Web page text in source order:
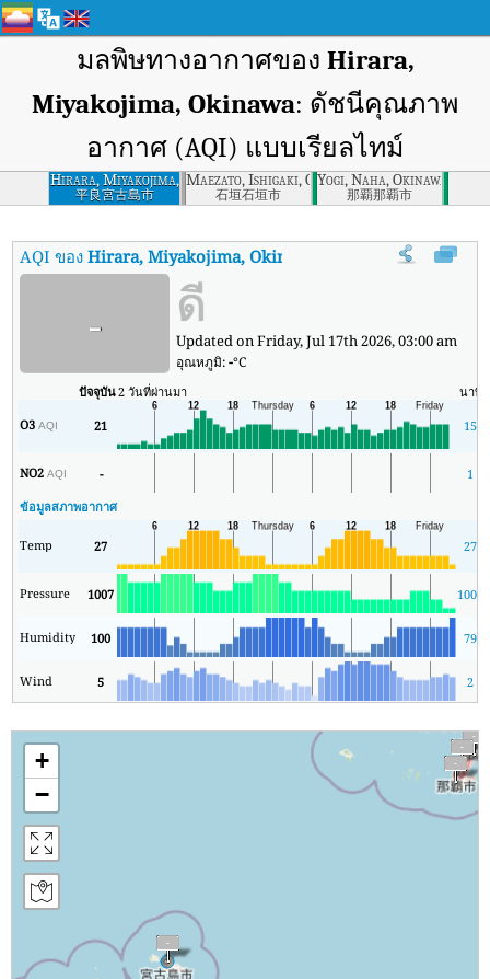
มลพิษทางอากาศของ Hirara,
Miyakojima, Okinawa: ดัชนีคุณภาพ
อากาศ (AQI) แบบเรียลไทม์
Hirara, Miyakojima,
Okinawa
平良宮古島市
Maezato, Ishigaki, Okinawa
石垣石垣市
Yogi, Naha, Okinawa
那覇那覇市
AQI ของHirara, Miyakojima, Okinawa ดัชนีคุณภาพอากาศ (AQI)
- ดี
Updated on Friday, Jul 17th 2026, 03:00 am
อุณหภูมิ:-°C
ปัจจุบัน2 วันที่ผ่านมา นาที
O3AQI 21 15
NO2AQI -
1
ข้อมูลสภาพอากาศ
Temp 27 27
Pressure 1007 1007
Humidity 100 79
Wind 5 2
+
−